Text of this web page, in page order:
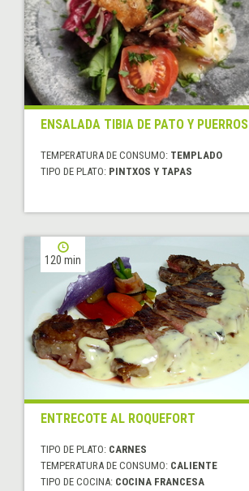
ENSALADA TIBIA DE PATO Y PUERROS
TEMPERATURA DE CONSUMO: TEMPLADO
TIPO DE PLATO: PINTXOS Y TAPAS
120 min
ENTRECOTE AL ROQUEFORT
TIPO DE PLATO: CARNES
TEMPERATURA DE CONSUMO: CALIENTE
TIPO DE COCINA: COCINA FRANCESA